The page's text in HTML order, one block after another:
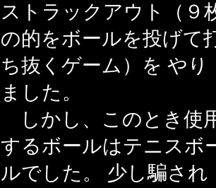
ストラックアウト（９
の的をボールを投げて
ち抜くゲーム）を やり
ました。
しかし、このとき使
するボールはテニスボ
ルでした。 少し騙され